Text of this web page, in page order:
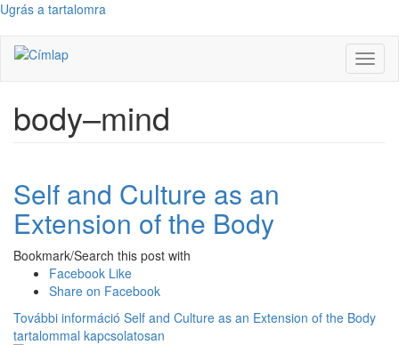
Ugrás a tartalomra
body–mind
Self and Culture as an
Extension of the Body
Bookmark/Search this post with
Facebook Like
Share on Facebook
További információ Self and Culture as an Extension of the Body
tartalommal kapcsolatosan